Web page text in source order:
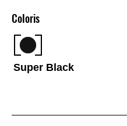
Coloris
Super Black